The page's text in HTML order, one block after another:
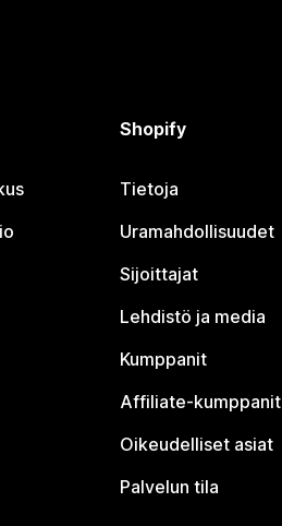
Shopify
Tietoja
Uramahdollisuudet
Sijoittajat
Lehdistö ja media
Kumppanit
Affiliate-kumppanit
Oikeudelliset asiat
Palvelun tila